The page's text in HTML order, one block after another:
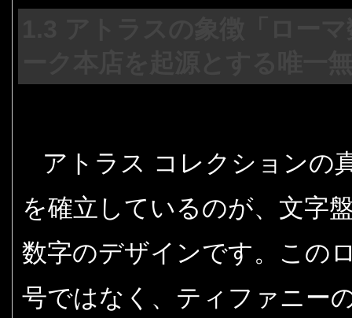
アトラス コレクションの
を確立しているのが、文字
数字のデザインです。この
号ではなく、ティファニー